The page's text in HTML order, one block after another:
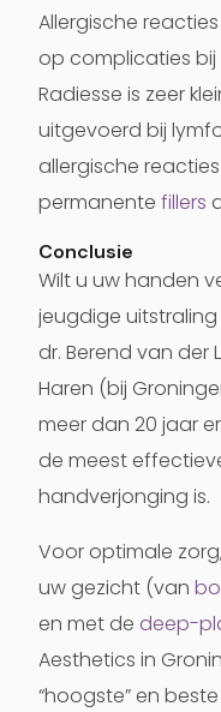
Allergische
op complicaties
Radiesse is zeer
uitgevoerd bij
allergische
permanente fillers
Conclusie
Wilt u uw handen
jeugdige
dr. Berend van der
Haren (bij
meer dan 20 jaar
de meest
handverjonging is.
Voor optimale
uw gezicht (van
en met de deep-
Aesthetics in
“hoogste” en